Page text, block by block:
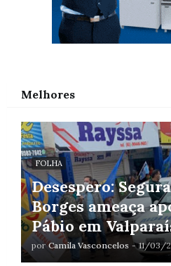
Melhores
FOLHA
Desespero:
Borges ameaça
Pábio em
por Camila Vasconcelos - 11/03/